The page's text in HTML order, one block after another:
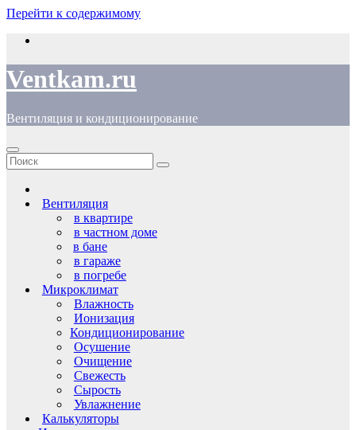
Перейти к содержимому
Ventkam.ru
Вентиляция и кондиционирование
Вентиляция
в квартире
в частном доме
в бане
в гараже
в погребе
Микроклимат
Влажность
Ионизация
Кондиционирование
Осушение
Очищение
Свежесть
Сырость
Увлажнение
Калькуляторы